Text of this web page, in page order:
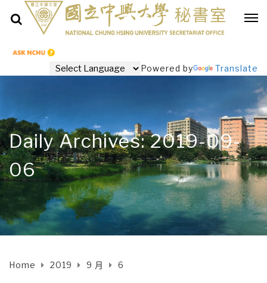
Powered by Translate
Daily Archives: 2019-09-
06
Home 2019 9 月 6